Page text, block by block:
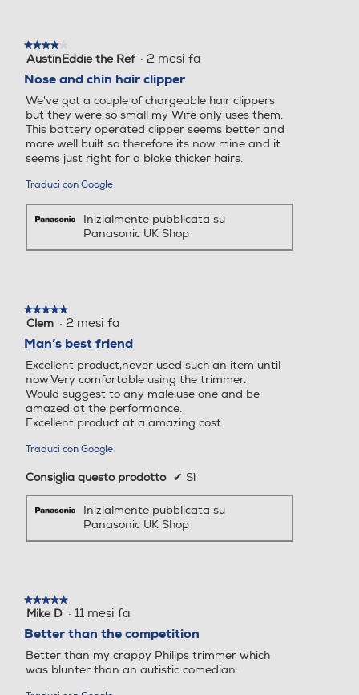
Rifinitura efficiente senza
strappi
ipoallergenico, scivolano dolcemente sulla
pelle, garantendo una rimozione accurata e
delicata dei peli.
Peso-Kg Peso-Kg
★★★★★
★★★★★
4
5
stelle.
AustinEddie the Ref · 2 mesi fa
Nose and chin hair clipper
We've got a couple of chargeable hair clippers
but they were so small my Wife only uses them.
This battery operated clipper seems better and
more well built so therefore its now mine and it
seems just right for a bloke thicker hairs.
Traduci con Google
Inizialmente pubblicata su
Panasonic UK Shop
★★★★★
★★★★★
5
5
stelle.
Clem · 2 mesi fa
Man’s best friend
Excellent product,never used such an item until
now.Very comfortable using the trimmer.
Would suggest to any male,use one and be
amazed at the performance.
Excellent product at a amazing cost.
Traduci con Google
Consiglia questo prodotto ✔ Sì
Inizialmente pubblicata su
Panasonic UK Shop
★★★★★
★★★★★
5
stelle.
Mike D · 11 mesi fa
Better than the competition
Better than my crappy Philips trimmer which
was blunter than an autistic comedian.